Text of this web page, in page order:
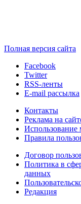
Полная версия сайта
Facebook
Twitter
RSS-ленты
E-mail рассылка
Контакты
Реклама на
Использование
Правила
Договор
Политика в
данных
Редакция